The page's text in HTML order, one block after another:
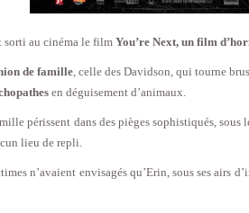
sorti au cinéma le film You’re Next, un film
de famille , celle des Davidson, qui tourne
en déguisement d’animaux.
périssent dans des pièges sophistiqués, sous
lieu de repli.
n’avaient envisagés qu’Erin, sous ses airs